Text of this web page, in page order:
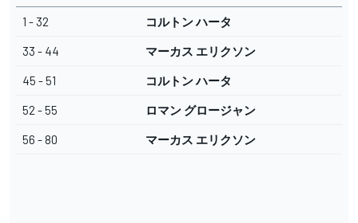
1 - 32 コルトン ハータ
33 - 44 マーカス エリクソン
45 - 51 コルトン ハータ
52 - 55 ロマン グロージャン
56 - 80 マーカス エリクソン